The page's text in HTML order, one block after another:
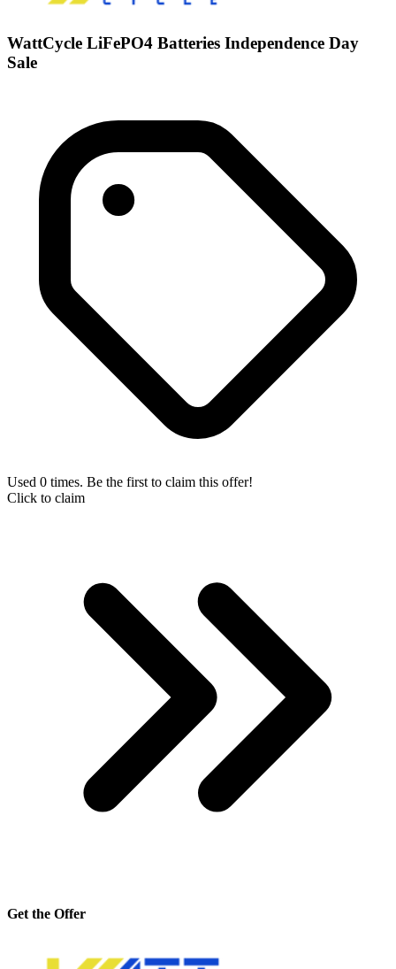
WattCycle LiFePO4 Batteries Independence Day
Sale
Used 0 times. Be the first to claim this offer!
Click to claim
Get the Offer